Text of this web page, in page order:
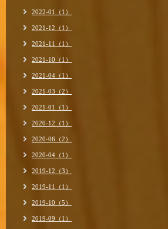
2022-01（1）
2021-12（1）
2021-11（1）
2021-10（1）
2021-04（1）
2021-03（2）
2021-01（1）
2020-12（1）
2020-06（2）
2020-04（1）
2019-12（3）
2019-11（1）
2019-10（5）
2019-09（1）